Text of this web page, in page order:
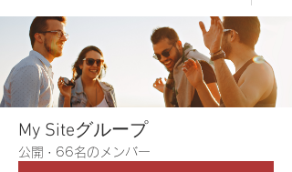
My Siteグループ
公開 · 66名のメンバー